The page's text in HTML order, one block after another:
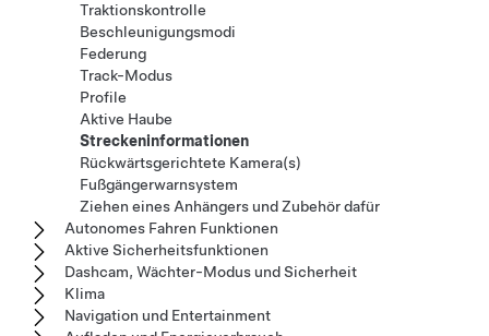
Traktionskontrolle
Beschleunigungsmodi
Federung
Track-Modus
Profile
Aktive Haube
Streckeninformationen
Rückwärtsgerichtete Kamera(s)
Fußgängerwarnsystem
Ziehen eines Anhängers und Zubehör dafür
Autonomes Fahren Funktionen
Aktive Sicherheitsfunktionen
Dashcam, Wächter-Modus und Sicherheit
Klima
Navigation und Entertainment